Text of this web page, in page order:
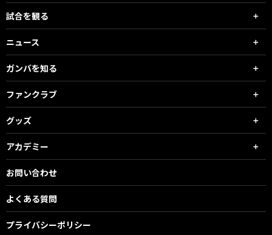
試合を観る
ニュース
ガンバを知る
ファンクラブ
グッズ
アカデミー
お問い合わせ
よくある質問
プライバシーポリシー